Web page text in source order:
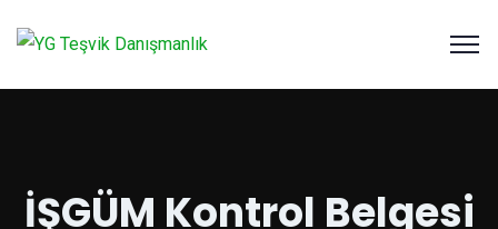
İŞGÜM Kontrol Belgesi